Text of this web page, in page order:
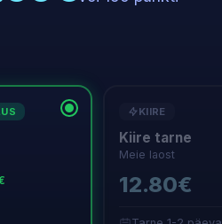
KIIRE
Kiire tarne
Meie laost
12.80€